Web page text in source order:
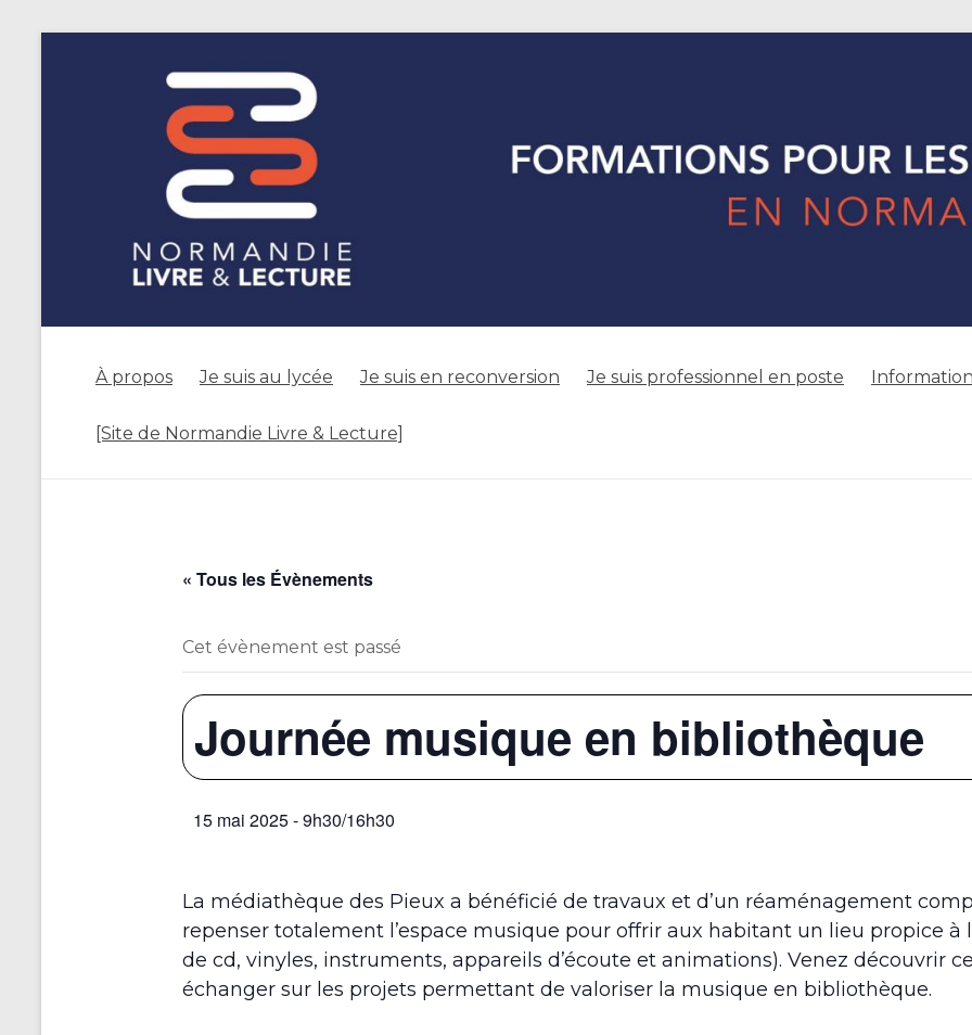
À propos Je suis au lycée Je suis en reconversion Je suis professionnel en poste
[Site de Normandie Livre & Lecture]
« Tous les Évènements
Cet évènement est passé
Journée musique en bibliothèque
15 mai 2025 - 9h30/16h30
La médiathèque des Pieux a bénéficié de travaux et d’un réaménagement
repenser totalement l’espace musique pour offrir aux habitant un lieu propice à
de cd, vinyles, instruments, appareils d’écoute et animations). Venez découvrir
échanger sur les projets permettant de valoriser la musique en bibliothèque.